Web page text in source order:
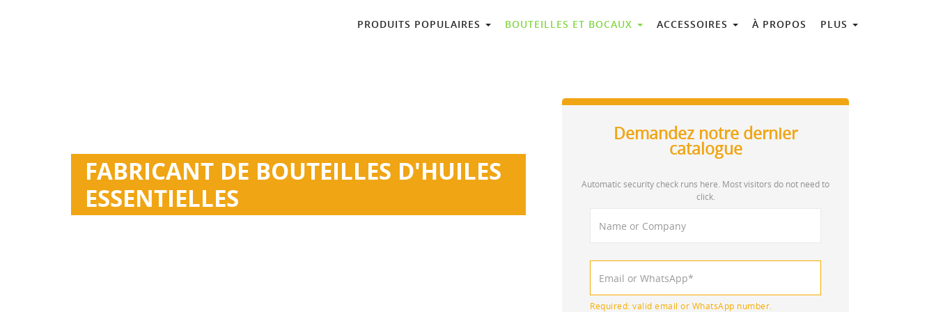
PRODUITS POPULAIRES BOUTEILLES ET BOCAUX ACCESSOIRES À PROPOS PLUS
FABRICANT DE BOUTEILLES D'HUILES
ESSENTIELLES
Demandez notre dernier
catalogue
Automatic security check runs here. Most visitors do not need to
click.
Required: valid email or WhatsApp number.